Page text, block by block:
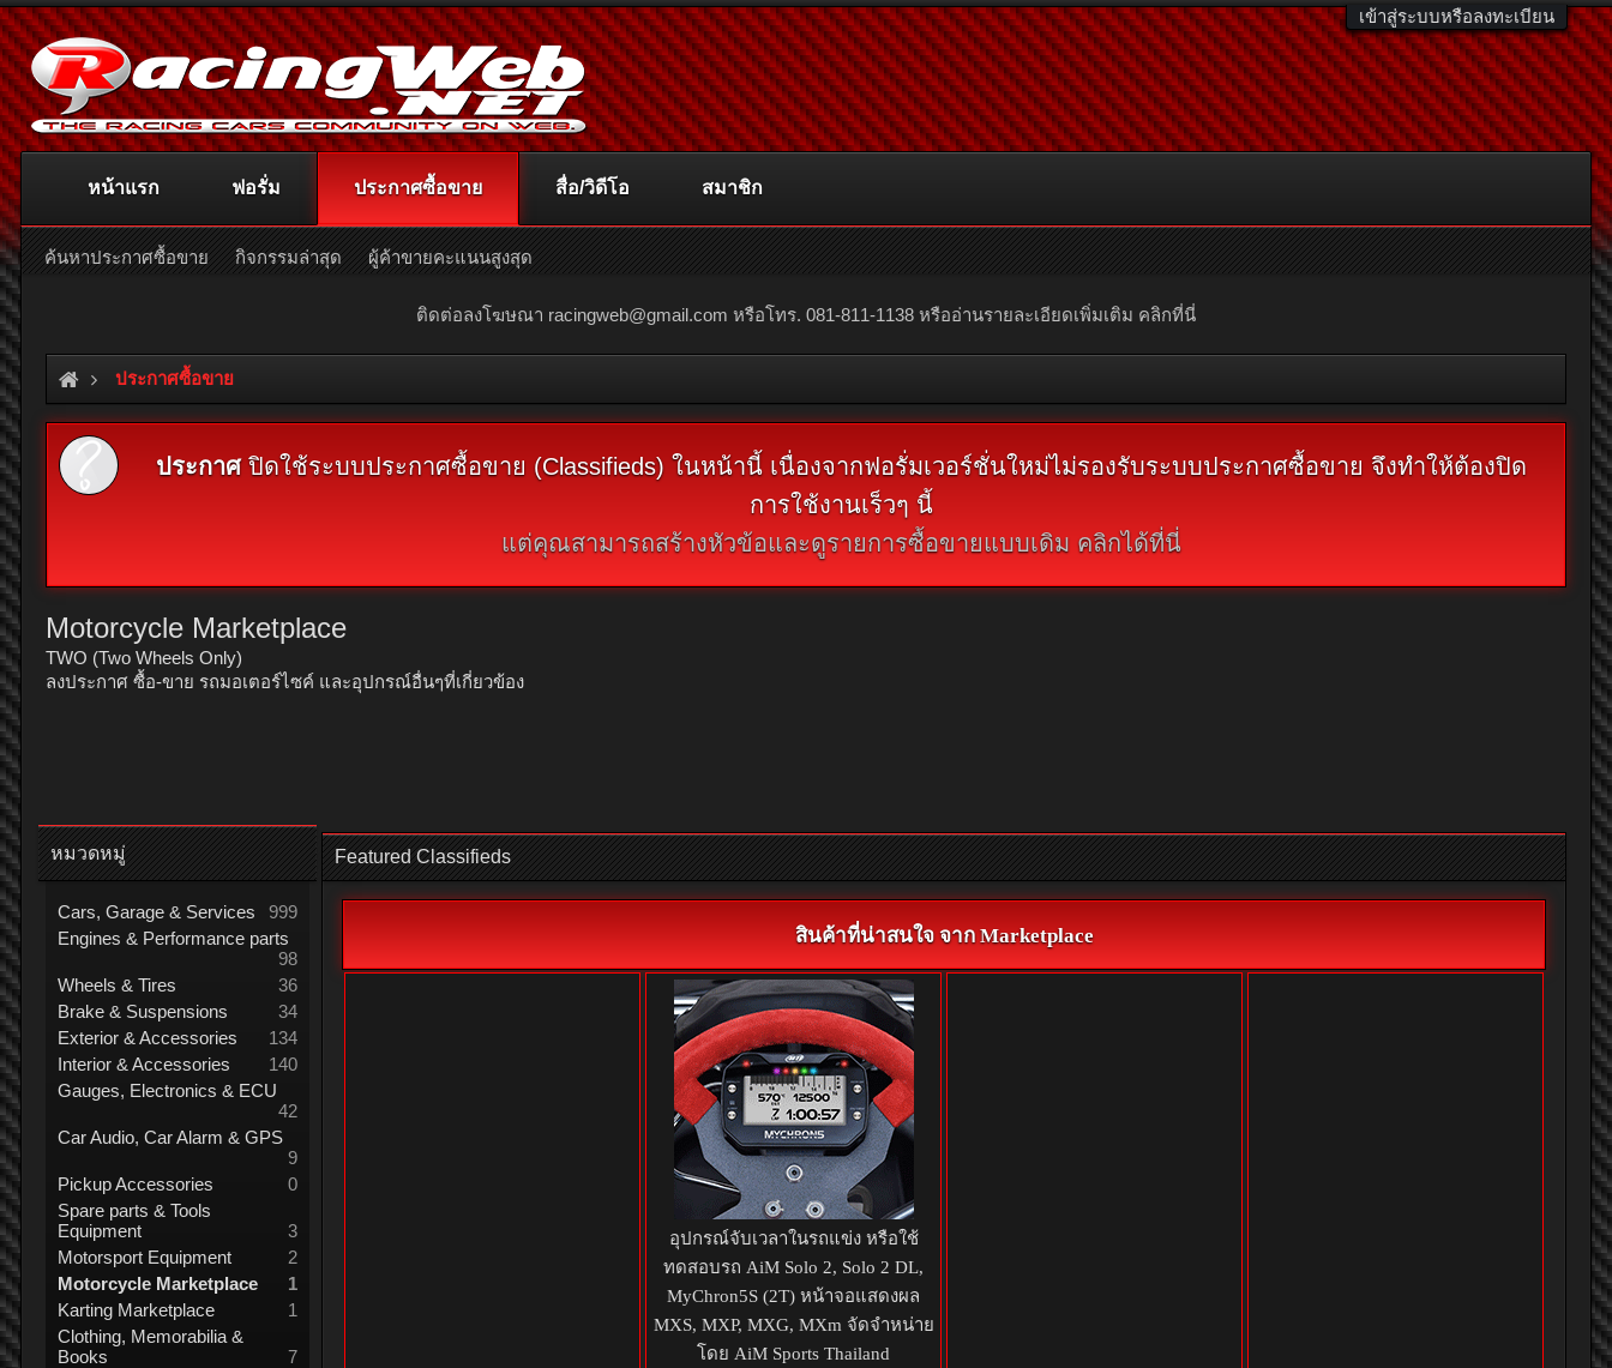
เข้าสู่ระบบหรือลงทะเบียน
ติดต่อลงโฆษณา racingweb@gmail.com หรือโทร. 081-811-1138 หรืออ่านรายละเอียดเพิ่มเติม คลิกที่นี่
ประกาศซื้อขาย
ประกาศปิดใช้ระบบประกาศซื้อขาย (Classifieds) ในหน้านี้ เนื่องจากฟอรั่มเวอร์ชั่นใหม่ไม่รองรับระบบประกาศซื้อขาย จึงทำให้ต้องปิด
การใช้งานเร็วๆ นี้
แต่คุณสามารถสร้างหัวข้อและดูรายการซื้อขายแบบเดิม คลิกได้ที่นี่
Motorcycle Marketplace
TWO (Two Wheels Only)
ลงประกาศ ซื้อ-ขาย รถมอเตอร์ไซค์ และอุปกรณ์อื่นๆที่เกี่ยวข้อง
หมวดหมู่
Cars, Garage & Services
999
Engines & Performance parts
98
Wheels & Tires
36
Brake & Suspensions
34
Exterior & Accessories
134
Interior & Accessories
140
Gauges, Electronics & ECU
42
Car Audio, Car Alarm & GPS
9
Pickup Accessories
0
Spare parts & Tools
Equipment
3
Motorsport Equipment
2
Motorcycle Marketplace
1
Karting Marketplace
1
Clothing, Memorabilia &
Books
7
Featured Classifieds
สินค้าที่น่าสนใจ จาก Marketplace
อุปกรณ์จับเวลาในรถแข่ง หรือใช้
ทดสอบรถ AiM Solo 2, Solo 2 DL,
MyChron5S (2T) หน้าจอแสดงผล
MXS, MXP, MXG, MXm จัดจำหน่าย
โดย AiM Sports Thailand
หน้าแรก ฟอรั่ม ประกาศซื้อขาย
ค้นหาประกาศซื้อขาย กิจกรรมล่าสุด ผู้ค้าขายคะแนนสูงสุด
สื่อ/วิดีโอ สมาชิก